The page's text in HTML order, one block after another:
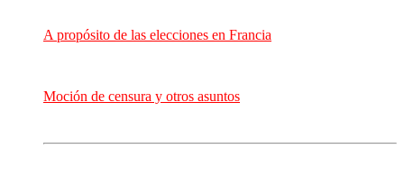
A propósito de las elecciones en Francia
Moción de censura y otros asuntos